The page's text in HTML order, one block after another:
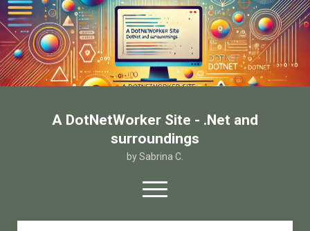
A DotNetWorker Site - .Net and
surroundings
by Sabrina C.
open
menu
twitterfacebook
email-form